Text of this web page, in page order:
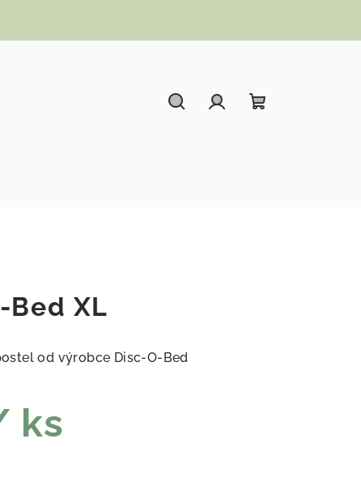
Bed XL
od výrobce Disc-O-Bed
ks